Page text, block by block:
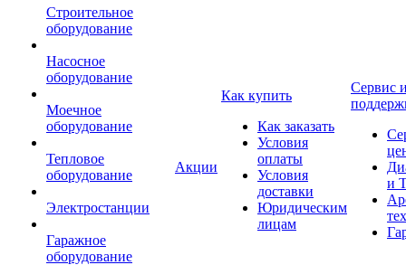
Строительное
оборудование
Насосное
оборудование
Моечное
оборудование
Тепловое
оборудование
Электростанции
Гаражное
оборудование
Акции
Как купить
Как заказать
Условия
оплаты
Условия
доставки
Юридическим
лицам
Сервис
и